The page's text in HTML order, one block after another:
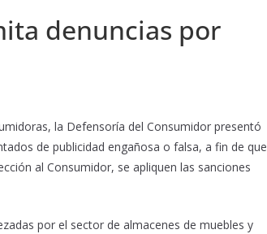
denuncias por
la Defensoría del Consumidor presentó
de publicidad engañosa o falsa, a fin de que
al Consumidor, se apliquen las sanciones
por el sector de almacenes de muebles y